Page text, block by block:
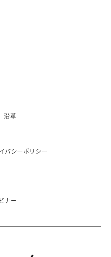
沿革
バシーボリシー
ナー